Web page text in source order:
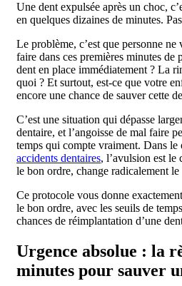
Une dent expulsée après un choc,
en quelques dizaines de minutes.
Le problème, c’est que personne
faire dans ces premières minutes de
dent en place immédiatement ? La
quoi ? Et surtout, est-ce que votre
encore une chance de sauver cette
C’est une situation qui dépasse
dentaire, et l’angoisse de mal faire
temps qui compte vraiment. Dans le
accidents dentaires, l’avulsion est le
le bon ordre, change radicalement
Ce protocole vous donne
le bon ordre, avec les seuils de
chances de réimplantation d’une
Urgence absolue : la
minutes pour sauver